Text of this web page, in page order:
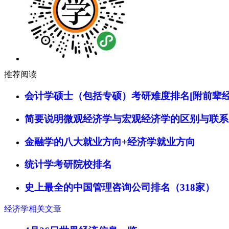
推荐阅读
会计学硕士（包括专硕）考研难度排名[附前辈
简要说明微观经济学与宏观经济学的区别与联系
金融学的八大就业方向+经济学就业方向
统计学考研院校排名
史上最全的中国管理咨询公司排名（318家）
经济学相关文章